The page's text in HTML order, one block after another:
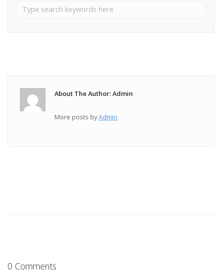
About The Author: Admin
More posts byAdmin
0 Comments